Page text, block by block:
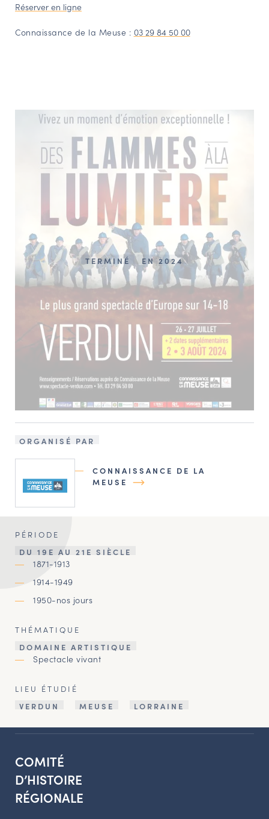
Réserver en ligne
Connaissance de la Meuse : 03 29 84 50 00
TERMINÉ EN 2024
ORGANISÉ PAR
CONNAISSANCE DE LA
MEUSE
PÉRIODE
DU 19E AU 21E SIÈCLE
1871-1913
1914-1949
1950-nos jours
THÉMATIQUE
DOMAINE ARTISTIQUE
Spectacle vivant
LIEU ÉTUDIÉ
VERDUN
MEUSE LORRAINE
COMITÉ
D’HISTOIRE
RÉGIONALE